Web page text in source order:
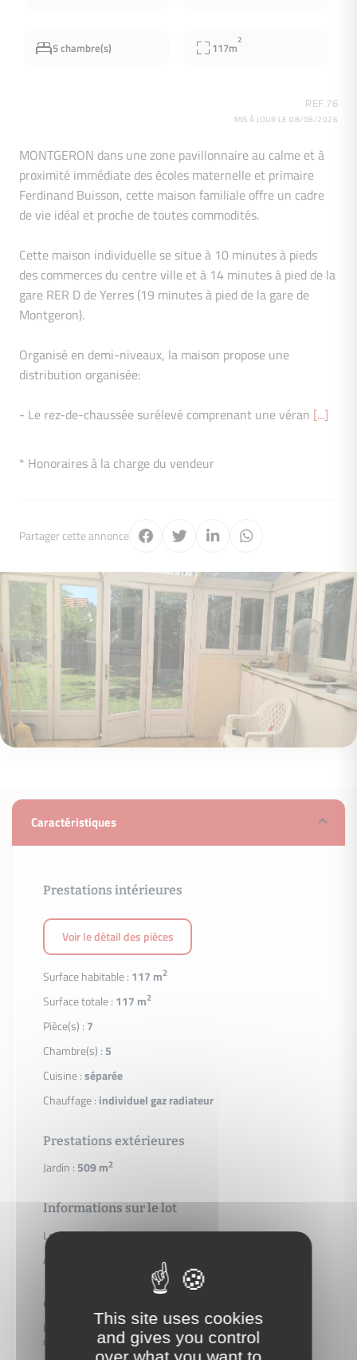
5 chambre(s) 117m2
REF.76
MIS À JOUR LE 08/08/2026
MONTGERON dans une zone pavillonnaire au calme et à
proximité immédiate des écoles maternelle et primaire
Ferdinand Buisson, cette maison familiale offre un cadre
de vie idéal et proche de toutes commodités.
Cette maison individuelle se situe à 10 minutes à pieds
des commerces du centre ville et à 14 minutes à pied de la
gare RER D de Yerres (19 minutes à pied de la gare de
Montgeron).
Organisé en demi-niveaux, la maison propose une
distribution organisée:
- Le rez-de-chaussée surélevé comprenant une véran [...]
* Honoraires à la charge du vendeur
Partager cette annonce
Caractéristiques
Prestations intérieures
Voir le détail des pièces
Surface habitable : 117 m2
Surface totale : 117 m2
Pièce(s) : 7
Chambre(s) : 5
Cuisine :séparée
Chauffage : individuel gaz radiateur
Prestations extérieures
Jardin : 509 m2
Informations sur le lot
Localisation :Montgeron
Année de construction :
1945
Géorisques
Les informations sur les risques auxquels ce bien est exposé sont
disponibles sur le site Géorisques.https://www.georisques.gouv.fr
This site uses cookies
and gives you control